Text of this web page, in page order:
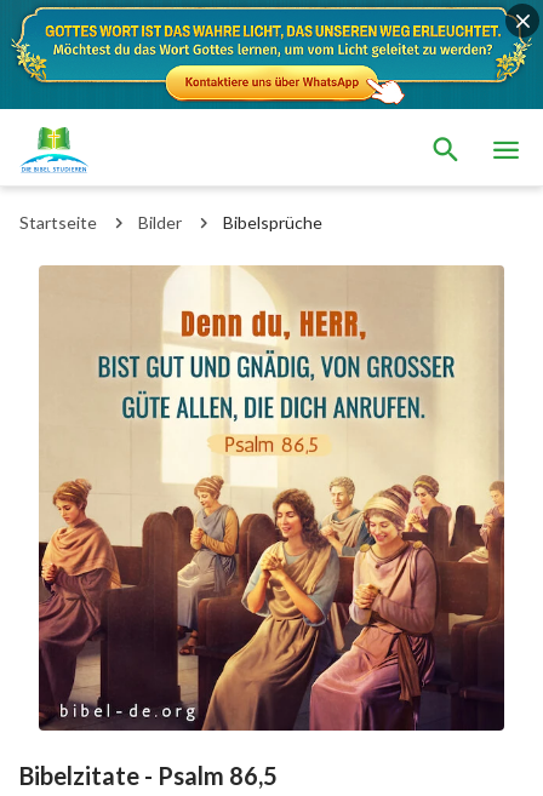
Startseite Bilder Bibelsprüche
Bibelzitate - Psalm 86,5